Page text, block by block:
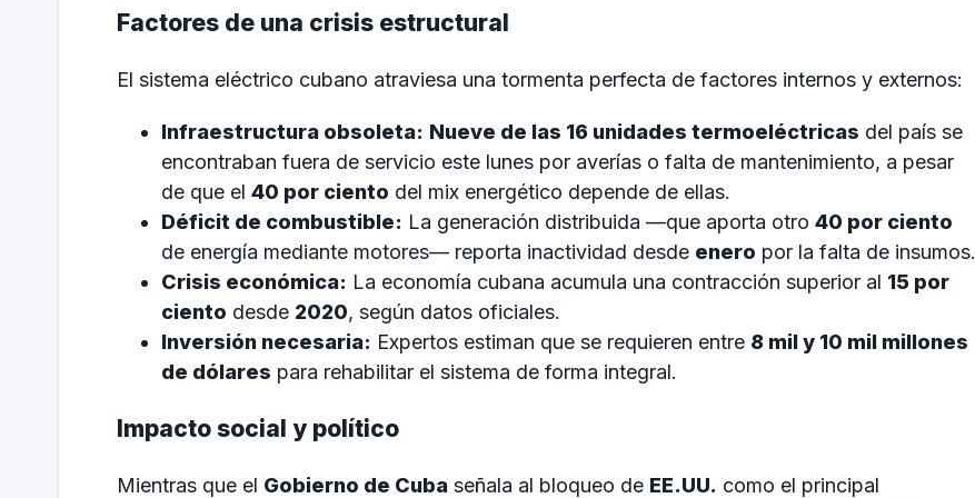
Factores de una crisis estructural
El sistema eléctrico cubano atraviesa una tormenta perfecta de factores internos y externos:
Infraestructura obsoleta: Nueve de las 16 unidades termoeléctricas del país se
encontraban fuera de servicio este lunes por averías o falta de mantenimiento, a pesar
de que el 40 por ciento del mix energético depende de ellas.
Déficit de combustible: La generación distribuida —que aporta otro 40 por ciento
de energía mediante motores— reporta inactividad desde enero por la falta de insumos.
Crisis económica: La economía cubana acumula una contracción superior al 15 por
ciento desde 2020, según datos oficiales.
Inversión necesaria: Expertos estiman que se requieren entre 8 mil y 10 mil millones
de dólares para rehabilitar el sistema de forma integral.
Impacto social y político
Mientras que el Gobierno de Cuba señala al bloqueo de EE.UU. como el principal